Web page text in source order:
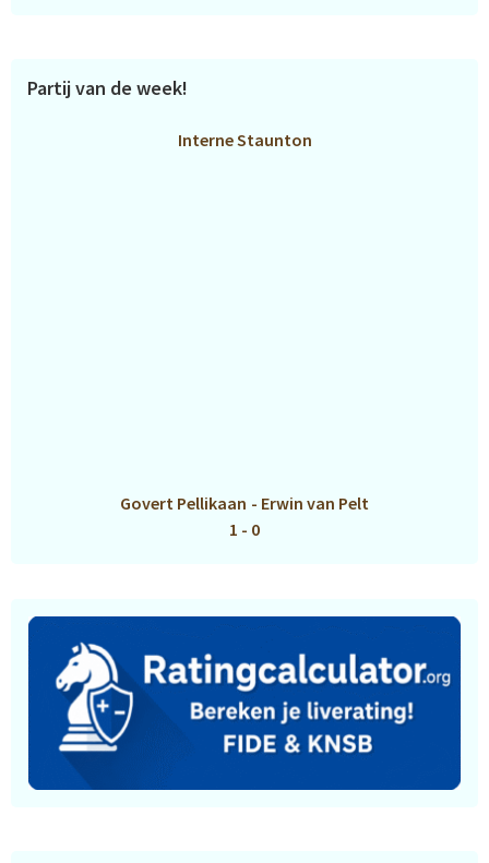
Partij van de week!
Interne Staunton
Govert Pellikaan - Erwin van Pelt
1 - 0